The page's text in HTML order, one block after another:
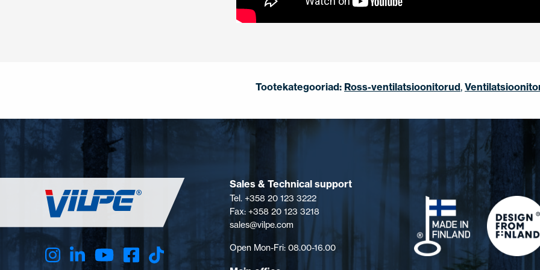
Tootekategooriad: Ross-ventilatsioonitorud,
Sales & Technical support
Tel. +358 20 123 3222
Fax: +358 20 123 3218
sales@vilpe.com
Open Mon-Fri: 08.00-16.00